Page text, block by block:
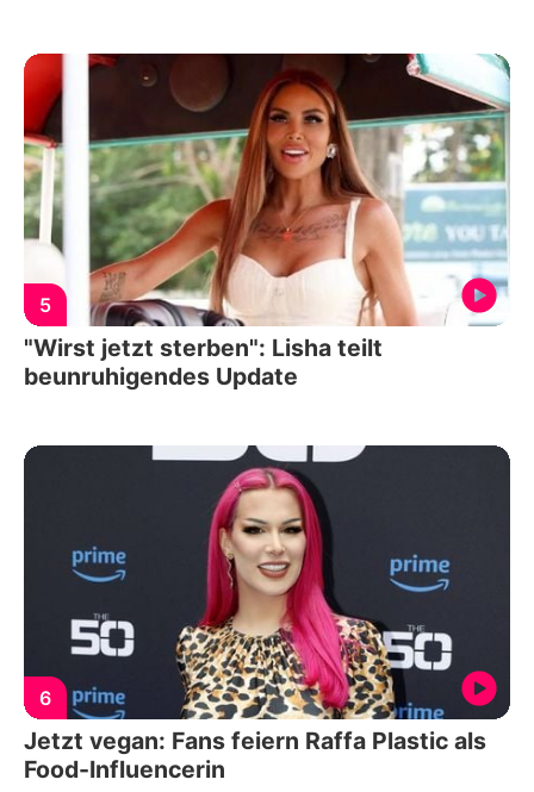
5
"Wirst jetzt sterben": Lisha teilt
beunruhigendes Update
6
Jetzt vegan: Fans feiern Raffa Plastic als
Food-Influencerin